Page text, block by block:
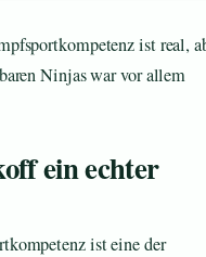
ist real,
Ninjas war vor allem
ein echter
ist eine der